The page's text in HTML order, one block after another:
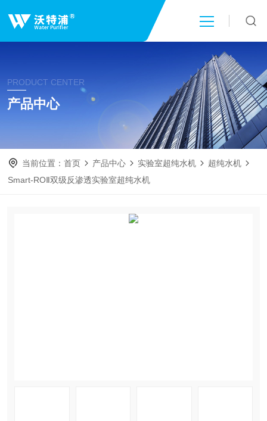
产品中心
新闻中心
PRODUCT CENTER
产品中心
当前位置：首页 产品中心 实验室超纯水机
超纯水机
Smart-ROⅡ双级反渗透实验室超纯水机